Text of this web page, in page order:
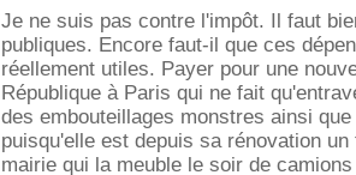
Je ne suis pas contre l'impôt. Il faut
publiques. Encore faut-il que ces
réellement utiles. Payer pour une
République à Paris qui ne fait
des embouteillages monstres ainsi
puisqu'elle est depuis sa rénovation
mairie qui la meuble le soir de